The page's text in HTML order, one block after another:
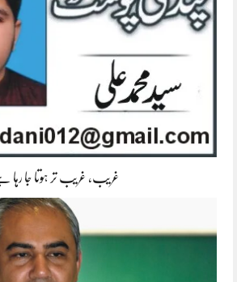
غریب، غریب تر ہوتا جا رہا